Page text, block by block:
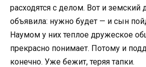
расходятся с делом. Вот и земский
объявила: нужно будет — и сын
Наумом у них теплое дружеское
прекрасно понимает. Потому и
конечно. Уже бежит, теряя тапки.